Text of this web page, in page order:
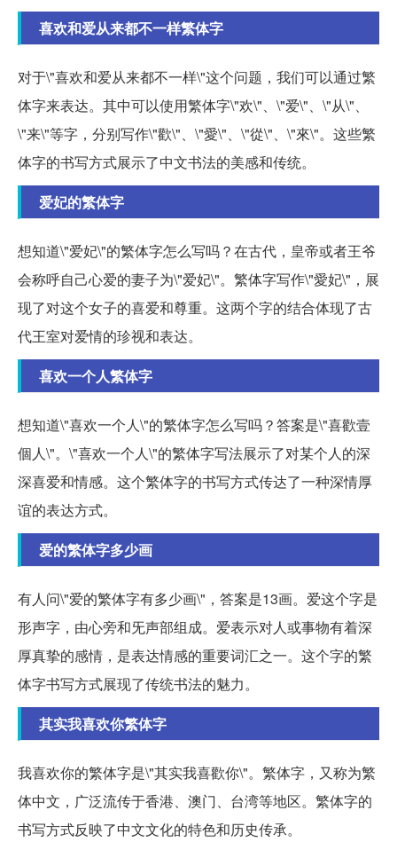
喜欢和爱从来都不一样繁体字
对于\"喜欢和爱从来都不一样\"这个问题，我们可以通过繁
体字来表达。其中可以使用繁体字\"欢\"、\"爱\"、\"从\"、
\"来\"等字，分别写作\"歡\"、\"愛\"、\"從\"、\"來\"。这些繁
体字的书写方式展示了中文书法的美感和传统。
爱妃的繁体字
想知道\"爱妃\"的繁体字怎么写吗？在古代，皇帝或者王爷
会称呼自己心爱的妻子为\"爱妃\"。繁体字写作\"愛妃\"，展
现了对这个女子的喜爱和尊重。这两个字的结合体现了古
代王室对爱情的珍视和表达。
喜欢一个人繁体字
想知道\"喜欢一个人\"的繁体字怎么写吗？答案是\"喜歡壹
個人\"。\"喜欢一个人\"的繁体字写法展示了对某个人的深
深喜爱和情感。这个繁体字的书写方式传达了一种深情厚
谊的表达方式。
爱的繁体字多少画
有人问\"爱的繁体字有多少画\"，答案是13画。爱这个字是
形声字，由心旁和旡声部组成。爱表示对人或事物有着深
厚真挚的感情，是表达情感的重要词汇之一。这个字的繁
体字书写方式展现了传统书法的魅力。
其实我喜欢你繁体字
我喜欢你的繁体字是\"其实我喜歡你\"。繁体字，又称为繁
体中文，广泛流传于香港、澳门、台湾等地区。繁体字的
书写方式反映了中文文化的特色和历史传承。